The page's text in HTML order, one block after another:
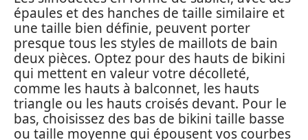
épaules et des hanches de taille similaire et
une taille bien définie, peuvent porter
presque tous les styles de maillots de bain
deux pièces. Optez pour des hauts de bikini
qui mettent en valeur votre décolleté,
comme les hauts à balconnet, les hauts
triangle ou les hauts croisés devant. Pour le
bas, choisissez des bas de bikini taille basse
ou taille moyenne qui épousent vos courbes